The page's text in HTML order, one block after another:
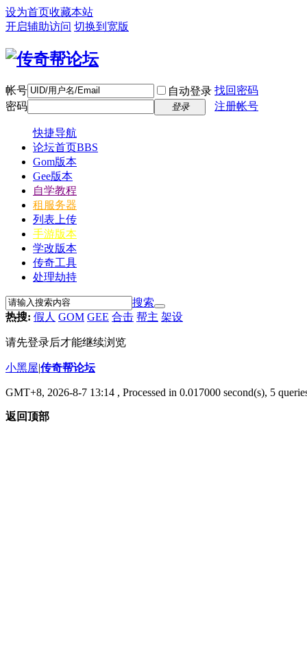
设为首页收藏本站
开启辅助访问 切换到宽版
帐号 自动登录 找回密码
密码
登录 注册帐号
快捷导航
论坛首页BBS
Gom版本
Gee版本
自学教程
租服务器
列表上传
手游版本
学改版本
传奇工具
处理劫持
搜索
热搜: 假人 GOM GEE 合击 帮主 架设
请先登录后才能继续浏览
小黑屋|传奇帮论坛
GMT+8, 2026-8-7 13:14 , Processed in 0.017000 second(s), 5
返回顶部